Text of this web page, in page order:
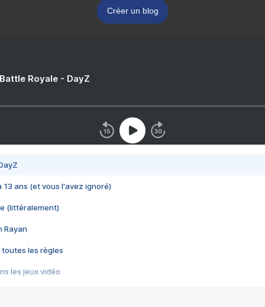
Créer un blog
Royale - DayZ
13 ans (et vous l'avez ignoré)
(littéralement)
Rayan
toutes les règles
les jeux vidéo